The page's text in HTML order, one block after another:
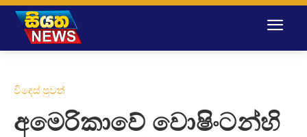
විදෙස් පුවත්
අමෙරිකාවේ වොෂිංටන්හි